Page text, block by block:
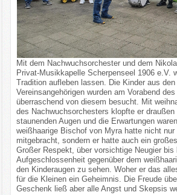
Mit dem Nachwuchsorchester und dem
Privat-Musikkapelle Scherpenseel 1906 e.V.
Tradition aufleben lassen. Die Kinder aus den
Vereinsangehörigen wurden am Vorabend
überraschend von diesem besucht. Mit
des Nachwuchsorchesters klopfte er draußen
staunenden Augen und die Erwartungen
weißhaarige Bischof von Myra hatte nicht
mitgebracht, sondern er hatte auch ein
Großer Respekt, über vorsichtige Neugier bis
Aufgeschlossenheit gegenüber dem
den Kinderaugen zu sehen. Woher er das
für die Kleinen ein Geheimnis. Die Freude
Geschenk ließ aber alle Angst und Skepsis